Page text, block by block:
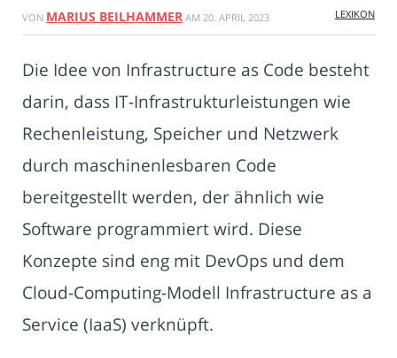
VON MARIUS BEILHAMMER AM 20. APRIL 2023 LEXIKON
Die Idee von Infrastructure as Code besteht
darin, dass IT-Infrastrukturleistungen wie
Rechenleistung, Speicher und Netzwerk
durch maschinenlesbaren Code
bereitgestellt werden, der ähnlich wie
Software programmiert wird. Diese
Konzepte sind eng mit DevOps und dem
Cloud-Computing-Modell Infrastructure as a
Service (IaaS) verknüpft.